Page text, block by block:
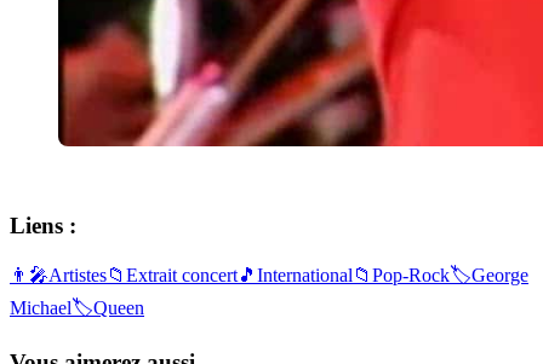
Liens :
👨‍🎤Artistes📁 Extrait concert🎵 International 📁 Pop-Rock🏷️George
Michael🏷️Queen